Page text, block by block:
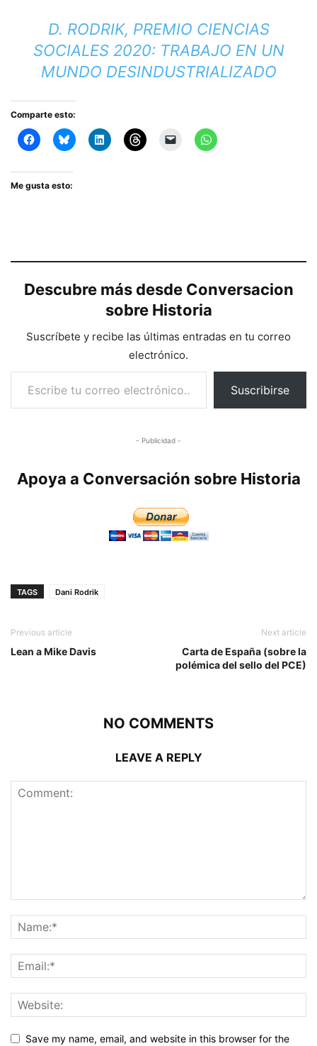
D. RODRIK, PREMIO CIENCIAS
SOCIALES 2020: TRABAJO EN UN
MUNDO DESINDUSTRIALIZADO
Comparte esto:
Me gusta esto:
Descubre más desde Conversacion
sobre Historia
Suscríbete y recibe las últimas entradas en tu correo
electrónico.
Escribe tu correo electrónico…
Suscribirse
- Publicidad -
Apoya a Conversación sobre Historia
TAGS Dani Rodrik
Previous article
Lean a Mike Davis
Next article
Carta de España (sobre la
polémica del sello del PCE)
NO COMMENTS
LEAVE A REPLY
Save my name, email, and website in this browser for the